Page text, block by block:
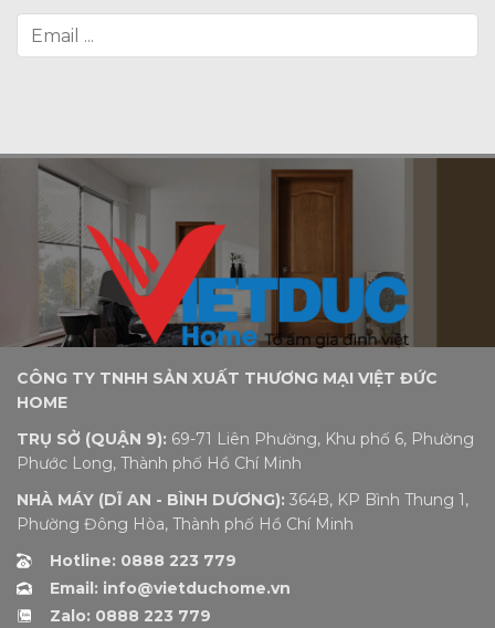
CÔNG TY TNHH SẢN XUẤT THƯƠNG MẠI VIỆT ĐỨC
HOME
TRỤ SỞ (QUẬN 9): 69-71 Liên Phường, Khu phố 6, Phường
Phước Long, Thành phố Hồ Chí Minh
NHÀ MÁY (DĨ AN - BÌNH DƯƠNG): 364B, KP Bình Thung 1,
Phường Đông Hòa, Thành phố Hồ Chí Minh
Hotline: 0888 223 779
Email: info@vietduchome.vn
Zalo: 0888 223 779